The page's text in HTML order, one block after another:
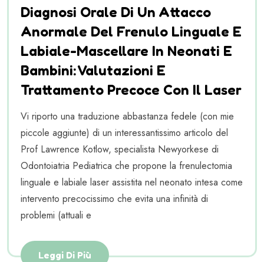
Diagnosi Orale Di Un Attacco
Anormale Del Frenulo Linguale E
Labiale-Mascellare In Neonati E
Bambini: Valutazioni E
Trattamento Precoce Con Il Laser
Vi riporto una traduzione abbastanza fedele (con mie
piccole aggiunte) di un interessantissimo articolo del
Prof Lawrence Kotlow, specialista Newyorkese di
Odontoiatria Pediatrica che propone la frenulectomia
linguale e labiale laser assistita nel neonato intesa come
intervento precocissimo che evita una infinità di
problemi (attuali e
Leggi Di Più